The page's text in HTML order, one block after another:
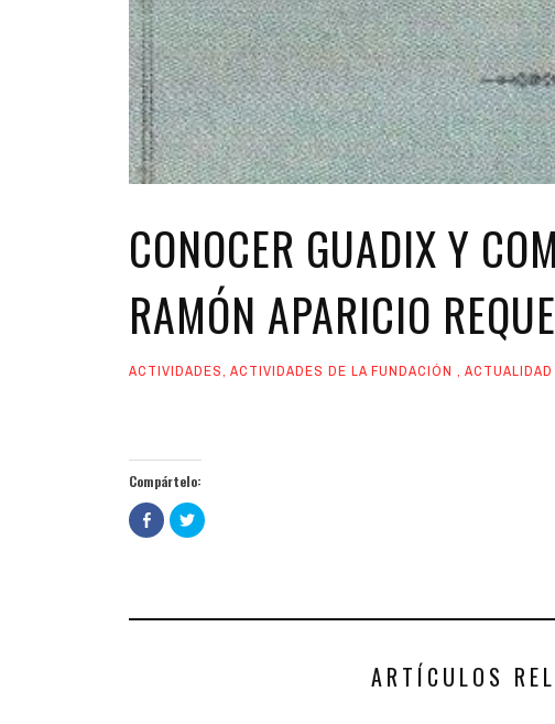
CONOCER GUADIX Y
RAMÓN APARICIO
ACTIVIDADES, ACTIVIDADES DE LA FUNDACIÓN , ACTUALIDAD
Compártelo:
Haz
clic
para
en
Haz
clic
en
ARTÍCULOS